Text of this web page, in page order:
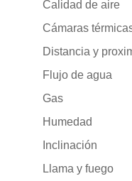
Calidad de aire
Cámaras
Distancia y
Flujo de agua
Gas
Humedad
Inclinación
Llama y fuego